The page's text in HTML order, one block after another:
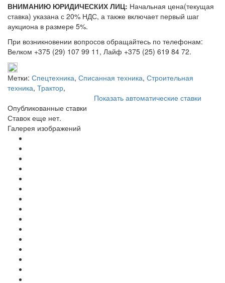
ВНИМАНИЮ ЮРИДИЧЕСКИХ ЛИЦ: Начальная цена(текущая
ставка) указана с 20% НДС, а также включает первый шаг
аукциона в размере 5%.
При возникновении вопросов обращайтесь по телефонам:
Велком +375 (29) 107 99 11, Лайф +375 (25) 619 84 72.
Метки: Спецтехника, Списанная техника, Строительная
техника, Трактор,
Показать автоматические ставки
Опубликованные ставки
Ставок еще нет.
Галерея изображений